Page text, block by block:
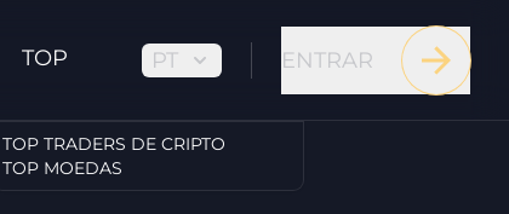
TOP
TOP TRADERS DE CRIPTO
TOP MOEDAS
PT ENTRAR